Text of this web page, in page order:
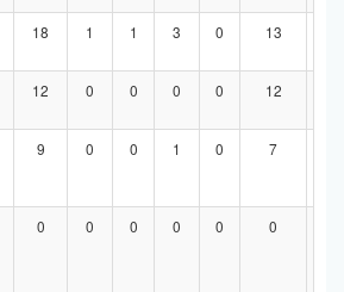
18 1 1 3 0 13
12 0 0 0 0 12
9 0 0 1 0 7
0 0 0 0 0 0